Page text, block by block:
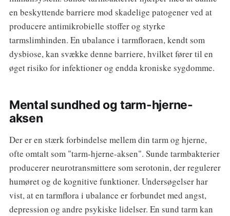
en beskyttende barriere mod skadelige patogener ved at
producere antimikrobielle stoffer og styrke
tarmslimhinden. En ubalance i tarmfloraen, kendt som
dysbiose, kan svække denne barriere, hvilket fører til en
øget risiko for infektioner og endda kroniske sygdomme.
Mental sundhed og tarm-hjerne-
aksen
Der er en stærk forbindelse mellem din tarm og hjerne,
ofte omtalt som "tarm-hjerne-aksen". Sunde tarmbakterier
producerer neurotransmittere som serotonin, der regulerer
humøret og de kognitive funktioner. Undersøgelser har
vist, at en tarmflora i ubalance er forbundet med angst,
depression og andre psykiske lidelser. En sund tarm kan